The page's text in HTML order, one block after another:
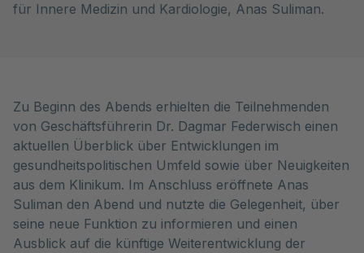
für Innere Medizin und Kardiologie, Anas Suliman.
Zu Beginn des Abends erhielten die Teilnehmenden
von Geschäftsführerin Dr. Dagmar Federwisch einen
aktuellen Überblick über Entwicklungen im
gesundheitspolitischen Umfeld sowie über Neuigkeiten
aus dem Klinikum. Im Anschluss eröffnete Anas
Suliman den Abend und nutzte die Gelegenheit, über
seine neue Funktion zu informieren und einen
Ausblick auf die künftige Weiterentwicklung der